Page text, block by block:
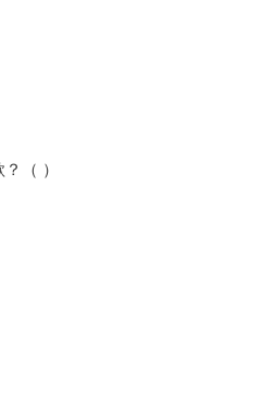
（ ）